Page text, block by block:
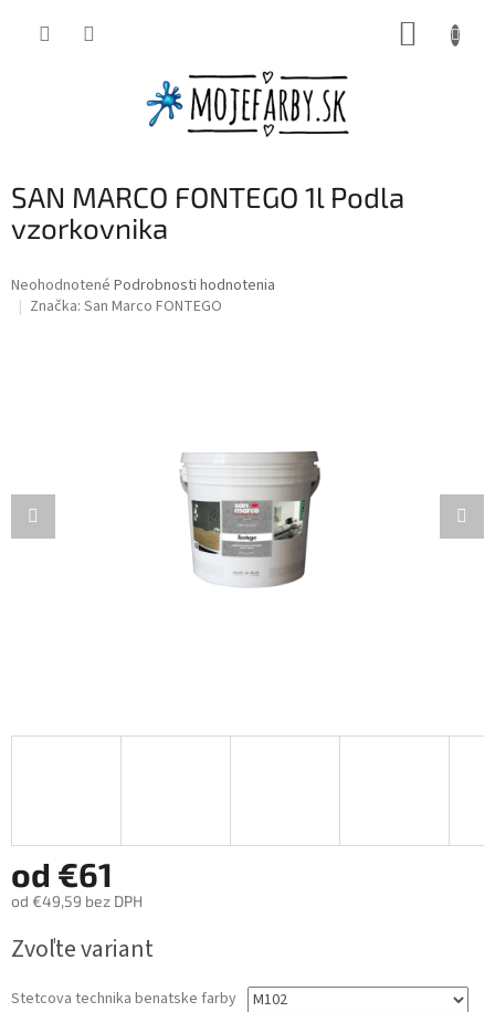
SAN MARCO FONTEGO 1l Podla
vzorkovnika
Priemerné
hodnotenie
Neohodnotené Podrobnosti hodnotenia
Značka: San Marco FONTEGO
od €61
od €49,59 bez DPH
cena:
Zvoľte variant
Stetcova technika benatske farby